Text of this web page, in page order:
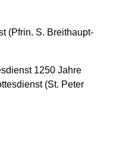
(Pfrin. S. Breithaupt-
1250 Jahre
(St. Peter